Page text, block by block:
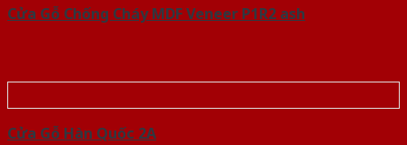
Cửa Gỗ Chống Cháy MDF Veneer P1R2 ash
Cửa Gỗ Hàn Quốc 2A